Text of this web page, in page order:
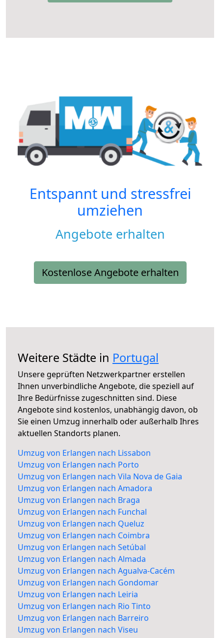
Entspannt und stressfrei
umziehen
Angebote erhalten
Kostenlose Angebote erhalten
Weitere Städte in Portugal
Unsere geprüften Netzwerkpartner erstellen
Ihnen unverbindliche Angebote, die speziell auf
Ihre Bedürfnisse zugeschnitten sind. Diese
Angebote sind kostenlos, unabhängig davon, ob
Sie einen Umzug innerhalb oder außerhalb Ihres
aktuellen Standorts planen.
Umzug von Erlangen nach Lissabon
Umzug von Erlangen nach Porto
Umzug von Erlangen nach Vila Nova de Gaia
Umzug von Erlangen nach Amadora
Umzug von Erlangen nach Braga
Umzug von Erlangen nach Funchal
Umzug von Erlangen nach Queluz
Umzug von Erlangen nach Coimbra
Umzug von Erlangen nach Setúbal
Umzug von Erlangen nach Almada
Umzug von Erlangen nach Agualva-Cacém
Umzug von Erlangen nach Gondomar
Umzug von Erlangen nach Leiria
Umzug von Erlangen nach Rio Tinto
Umzug von Erlangen nach Barreiro
Umzug von Erlangen nach Viseu